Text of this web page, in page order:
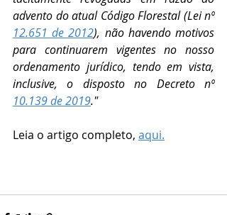
advento do atual Código Florestal (Lei nº
12.651 de 2012), não havendo motivos
para continuarem vigentes no nosso
ordenamento jurídico, tendo em vista,
inclusive, o disposto no Decreto nº
10.139 de 2019."
Leia o artigo completo, aqui.